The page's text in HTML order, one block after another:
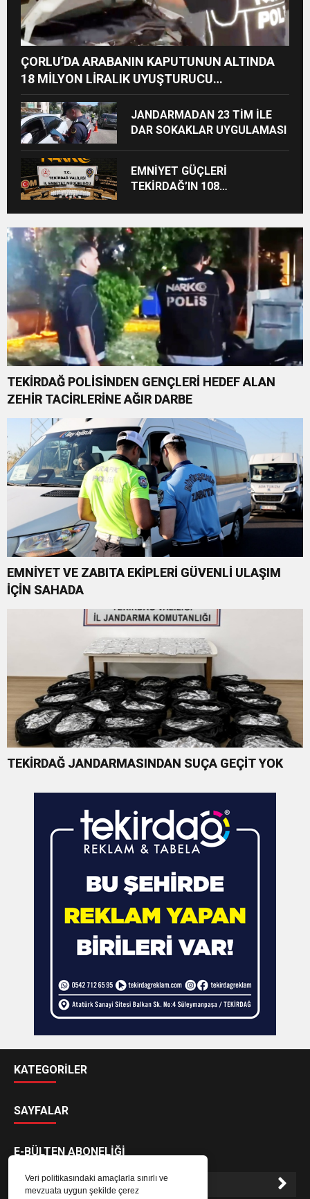
Veri politikasındaki amaçlarla sınırlı ve
mevzuata uygun şekilde çerez
ÇORLU’DA ARABANIN KAPUTUNUN ALTINDA
18 MİLYON LİRALIK UYUŞTURUCU
HAMMADDESİ ELE GEÇİRİLDİ
JANDARMADAN 23 TİM İLE
DAR SOKAKLAR UYGULAMASI
EMNİYET GÜÇLERİ
TEKİRDAĞ’IN 108
OPERASYONU YAPTI
TEKİRDAĞ POLİSİNDEN GENÇLERİ HEDEF ALAN
ZEHİR TACİRLERİNE AĞIR DARBE
EMNİYET VE ZABITA EKİPLERİ GÜVENLİ ULAŞIM
İÇİN SAHADA
TEKİRDAĞ JANDARMASINDAN SUÇA GEÇİT YOK
KATEGORİLER
SAYFALAR
E-BÜLTEN ABONELİĞİ